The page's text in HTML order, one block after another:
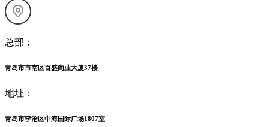
总部：
青岛市市南区百盛商业大厦37楼
地址：
青岛市李沧区中海国际广场1807室